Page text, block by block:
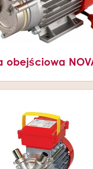
obejściowa